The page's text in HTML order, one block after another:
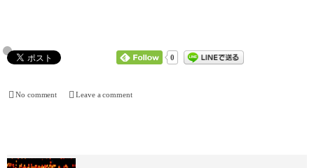
0
No comment Leave a comment